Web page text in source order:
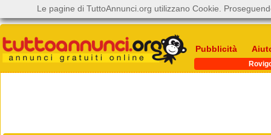
Pubblicità
Le pagine di TuttoAnnunci.org utilizzano Cookie.